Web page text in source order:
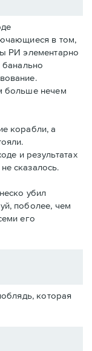
в том,
РИ элементарно
банально
больше нечем
корабли, а
и результатах
сказалось.
убил
поболее, чем
его
которая